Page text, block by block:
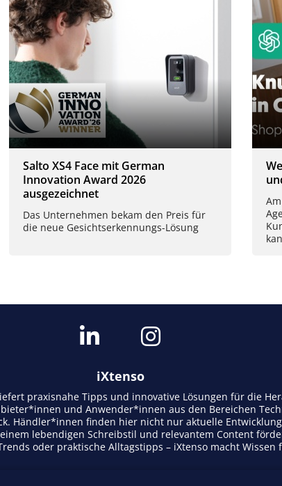
Salto XS4 Face mit German
Innovation Award 2026
ausgezeichnet
Das Unternehmen bekam den Preis für
die neue Gesichtserkennungs-Lösung
iXtenso
praxisnahe Tipps und innovative Lösungen für die
und Anwender*innen aus den Bereichen
Händler*innen finden hier nicht nur aktuelle
lebendigen Schreibstil und relevantem Content
oder praktische Alltagstipps – iXtenso macht Wissen